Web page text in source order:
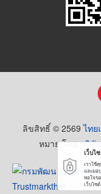
ลิขสิทธิ์ © 2569ไทย
หมาย โดยบริษั
เว็บไ
เราใช้
และมอ
พอใจข
เว็บไซต์